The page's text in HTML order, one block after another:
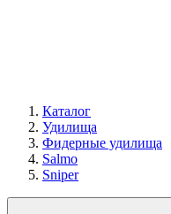
Каталог
Удилища
Фидерные удилища
Salmo
Sniper